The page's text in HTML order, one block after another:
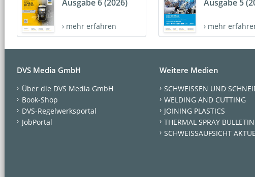
Ausgabe 6 (2026)
› mehr erfahren
Ausgabe 5
› mehr
DVS Media GmbH
Über die DVS Media GmbH
Book-Shop
DVS-Regelwerksportal
JobPortal
Weitere Medien
SCHWEISSEN UND
WELDING AND CUTTING
JOINING PLASTICS
THERMAL SPRAY BULLETIN
SCHWEISSAUFSICHT